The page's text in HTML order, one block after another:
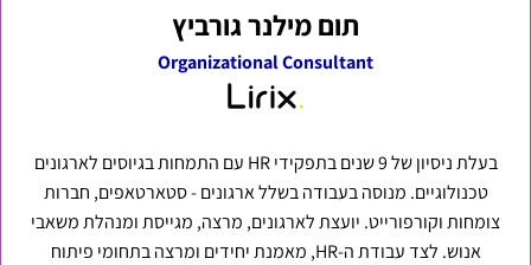
תום מילנר גורביץ
Organizational Consultant
בעלת ניסיון של 9 שנים בתפקידי HR עם התמחות בגיוסים לארגונים
טכנולוגיים. מנוסה בעבודה בשלל ארגונים - סטארטאפים, חברות
צומחות וקורפורייט. יועצת לארגונים, מרצה, מגייסת ומנהלת משאבי
אנוש. לצד עבודת ה-HR, מאמנת יחידים ומרצה בתחומי פיתוח